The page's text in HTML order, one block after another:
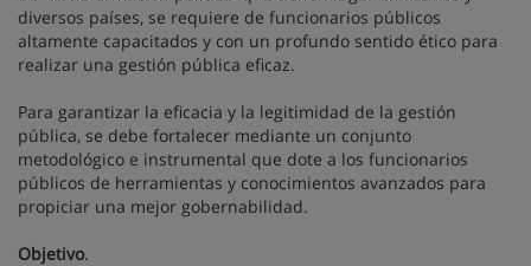
diversos países, se requiere de funcionarios públicos
altamente capacitados y con un profundo sentido ético para
realizar una gestión pública eficaz.
Para garantizar la eficacia y la legitimidad de la gestión
pública, se debe fortalecer mediante un conjunto
metodológico e instrumental que dote a los funcionarios
públicos de herramientas y conocimientos avanzados para
propiciar una mejor gobernabilidad.
Objetivo.